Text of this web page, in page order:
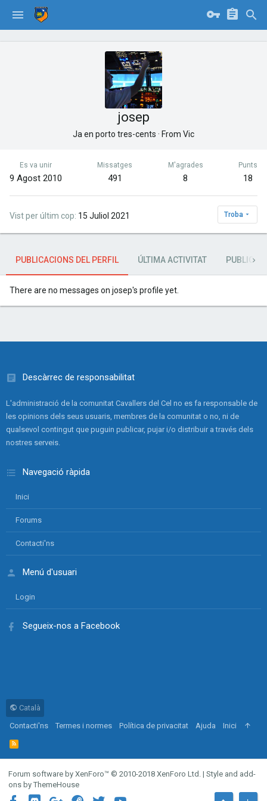
josep
Ja en porto tres-cents · From Vic
Es va unir
9 Agost 2010
Missatges
491
M'agrades
8
Punts
18
Vist per últim cop 15 Juliol 2021 Troba
PUBLICACIONS DEL PERFIL ÚLTIMA ACTIVITAT
There are no messages on josep's profile yet.
Descàrrec de responsabilitat
L'administració de la comunitat Cavallers del Cel no es fa responsable de
les opinions dels seus usuaris, membres de la comunitat o no, ni de
qualsevol contingut que puguin publicar, pujar i/o distribuir a través dels
nostres serveis.
Navegació ràpida
Inici
Forums
Contacti'ns
Menú d'usuari
Login
Segueix-nos a Facebook
Català
Contacti'ns
Termes i normes Política de privacitat Ajuda Inici
R
S
S
Forum software by XenForo™ © 2010-2018 XenForo Ltd. | Style and add-
ons by ThemeHouse